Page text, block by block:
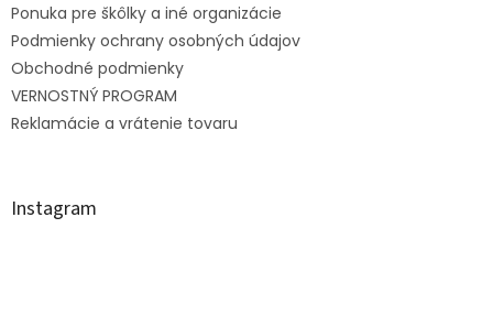
Ponuka pre škôlky a iné organizácie
Podmienky ochrany osobných údajov
Obchodné podmienky
VERNOSTNÝ PROGRAM
Reklamácie a vrátenie tovaru
Instagram